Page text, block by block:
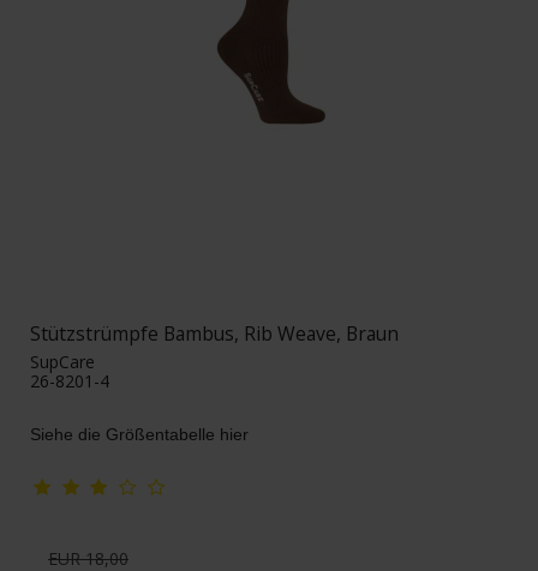
Stützstrümpfe Bambus, Rib Weave, Braun
SupCare
26-8201-4
Siehe die Größentabelle hier
EUR 18,00